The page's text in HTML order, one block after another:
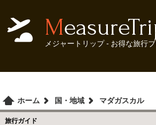
メジャートリップ - お得な旅行
ホーム 国・地域 マダガスカル
旅行ガイド